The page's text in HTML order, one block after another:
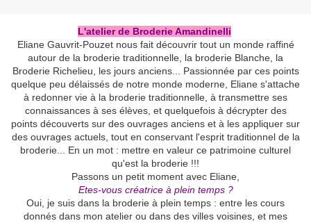
L'atelier de Broderie Amandinelli
Eliane Gauvrit-Pouzet nous fait découvrir tout un monde raffiné
autour de la broderie traditionnelle, la broderie Blanche, la
Broderie Richelieu, les jours anciens... Passionnée par ces points
quelque peu délaissés de notre monde moderne, Eliane s'attache
à redonner vie à la broderie traditionnelle, à transmettre ses
connaissances à ses élèves, et quelquefois à décrypter des
points découverts sur des ouvrages anciens et à les appliquer sur
des ouvrages actuels, tout en conservant l'esprit traditionnel de la
broderie... En un mot : mettre en valeur ce patrimoine culturel
qu'est la broderie !!!
Passons un petit moment avec Eliane,
Etes-vous créatrice à plein temps ?
Oui, je suis dans la broderie à plein temps : entre les cours
donnés dans mon atelier ou dans des villes voisines, et mes